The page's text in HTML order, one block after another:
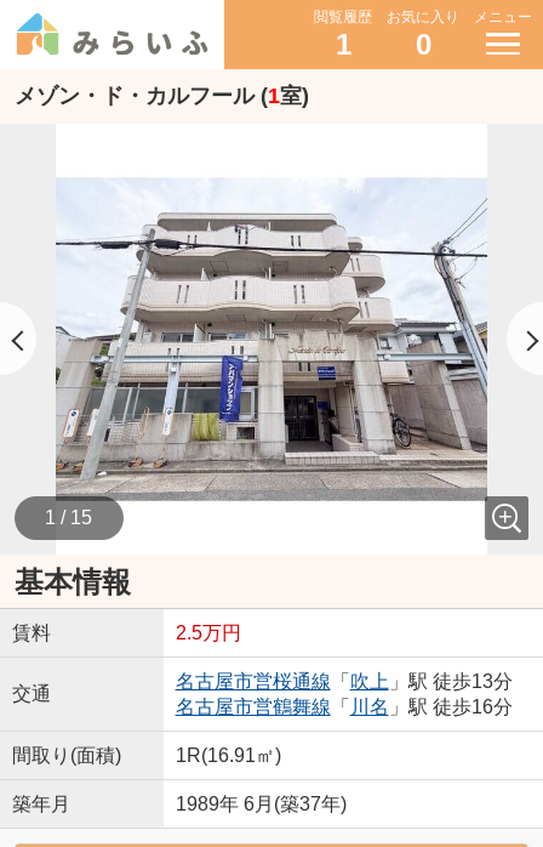
閲覧履歴
1
お気に入り
0
メニュー
メゾン・ド・カルフール (1室)
1 / 15
基本情報
賃料 2.5万円
交通
名古屋市営桜通線 「 吹上 」駅 徒歩13分
名古屋市営鶴舞線 「 川名 」駅 徒歩16分
間取り(面積) 1R(16.91㎡)
築年月 1989年 6月(築37年)